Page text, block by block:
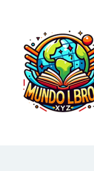
contenido